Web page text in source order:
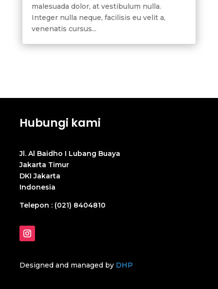
malesuada dolor, at vestibulum nulla.
Integer nulla neque, facilisis eu velit a,
venenatis cursus...
Hubungi kami
Jl. Al Baidho I Lubang Buaya
Jakarta Timur
DKI Jakarta
Indonesia
Telepon : (021) 8404810
Designed and managed by DHP